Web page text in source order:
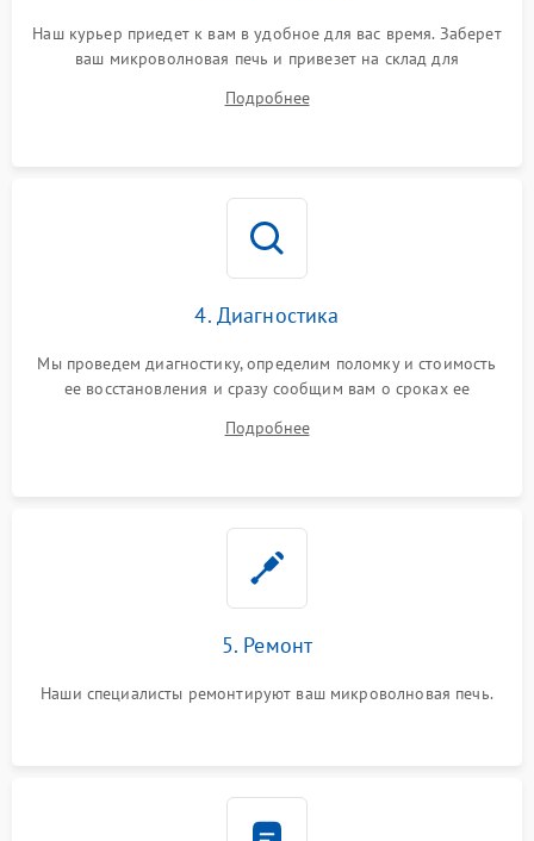
Наш курьер приедет к вам в удобное для вас время. Заберет
ваш микроволновая печь и привезет на склад для
Подробнее
4. Диагностика
Мы проведем диагностику, определим поломку и стоимость
ее восстановления и сразу сообщим вам о сроках ее
Подробнее
5. Ремонт
Наши специалисты ремонтируют ваш микроволновая печь.